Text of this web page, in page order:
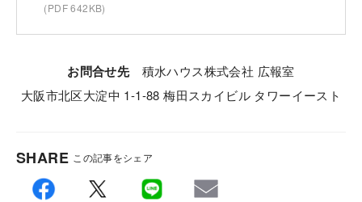
(PDF 642KB)
お問合せ先 積⽔ハウス株式会社 広報室
⼤阪市北区⼤淀中 1-1-88 梅⽥スカイビル タワーイースト
SHARE この記事をシェア